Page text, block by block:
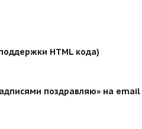
HTML кода)
поздравляю» на